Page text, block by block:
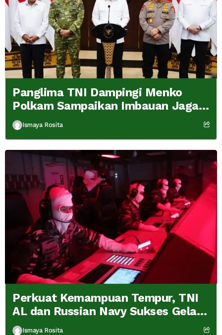
Panglima TNI Dampingi Menko
Polkam Sampaikan Imbauan Jaga
Kondusivitas Bangsa
Ismaya Rosita
Perkuat Kemampuan Tempur, TNI
AL dan Russian Navy Sukses Gelar
Latihan ORRUDA 2026
Ismaya Rosita